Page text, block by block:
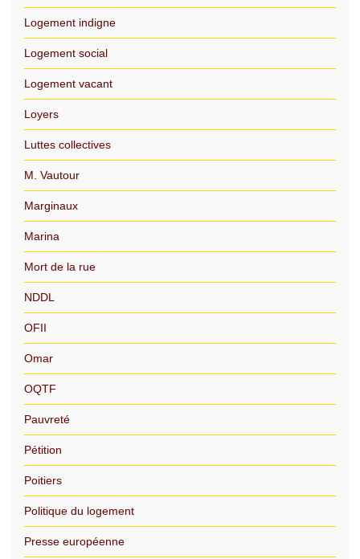
Logement indigne
Logement social
Logement vacant
Loyers
Luttes collectives
M. Vautour
Marginaux
Marina
Mort de la rue
NDDL
OFII
Omar
OQTF
Pauvreté
Pétition
Poitiers
Politique du logement
Presse européenne